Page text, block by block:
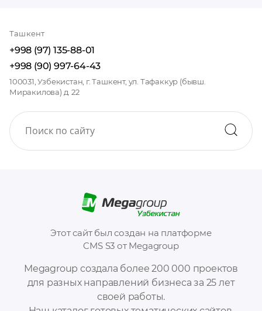
Megagroup создала более 200 000 проектов
для разных направлений бизнеса за 25 лет
своей работы.
Этот сайт был создан на платформе
CMS S3 от Megagroup
Ташкент
+998 (97) 135-88-01
+998 (90) 997-64-43
100031, Узбекистан, г. Ташкент, ул. Тафаккур (бывш.
Миракилова) д. 22